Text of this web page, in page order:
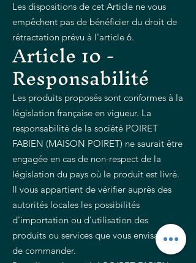
Les dispositions de cet Article ne vous
empêchent pas de bénéficier du droit de
rétractation prévu à l'article 6.
Article 10 -
Responsabilité
Les produits proposés sont conformes à la
législation française en vigueur. La
responsabilité de la société POIRET
FABIEN (MAISON POIRET) ne saurait être
engagée en cas de non-respect de la
législation du pays où le produit est livré.
Il vous appartient de vérifier auprès des
autorités locales les possibilités
d'importation ou d'utilisation des
produits ou services que vous envisagez
de commander.